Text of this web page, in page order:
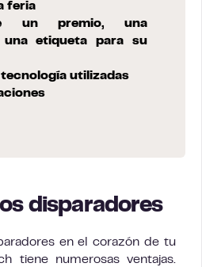
feria
un premio, una
una etiqueta para su
utilizadas
disparadores
en el corazón de tu
tiene numerosas ventajas.